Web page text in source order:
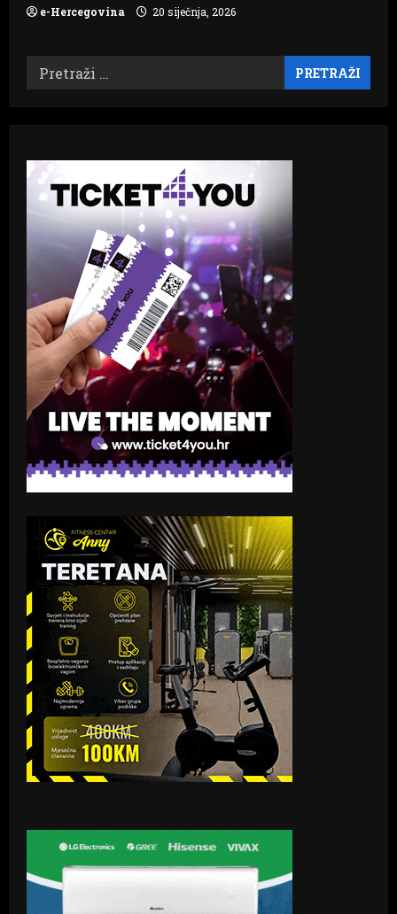
e-Hercegovina 20 siječnja, 2026
Pretraži: